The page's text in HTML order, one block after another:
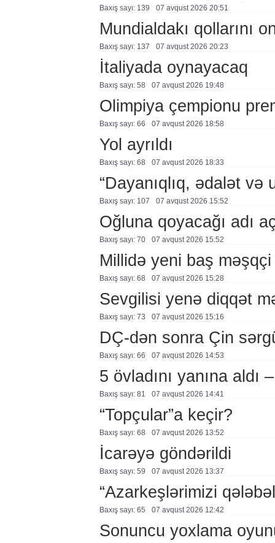
Baxış sayı: 139 07 avqust 2026 20:51
Mundialdakı qollarını
Baxış sayı: 137 07 avqust 2026 20:23
İtaliyada oynayacaq
Baxış sayı: 58 07 avqust 2026 19:48
Olimpiya çempionu
Baxış sayı: 66 07 avqust 2026 18:58
Yol ayrıldı
Baxış sayı: 68 07 avqust 2026 18:33
“Dayanıqlıq, ədalət
Baxış sayı: 107 07 avqust 2026 15:52
Oğluna qoyacağı adı
Baxış sayı: 70 07 avqust 2026 15:52
Millidə yeni baş məşqçi
Baxış sayı: 68 07 avqust 2026 15:28
Sevgilisi yenə diqqət
Baxış sayı: 73 07 avqust 2026 15:16
DÇ-dən sonra Çin
Baxış sayı: 66 07 avqust 2026 14:53
5 övladını yanına aldı
Baxış sayı: 81 07 avqust 2026 14:41
“Topçular”a keçir?
Baxış sayı: 68 07 avqust 2026 13:52
İcarəyə göndərildi
Baxış sayı: 59 07 avqust 2026 13:37
“Azarkeşlərimizi
Baxış sayı: 65 07 avqust 2026 12:42
Sonuncu yoxlama